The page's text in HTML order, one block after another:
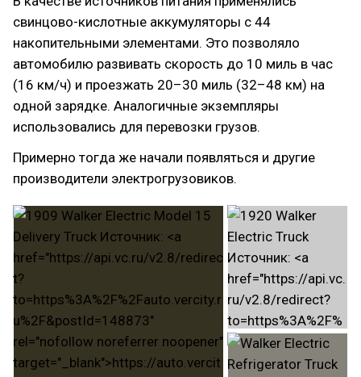
свинцово-кислотные аккумуляторы с 44
накопительными элементами. Это позволяло
автомобилю развивать скорость до 10 миль в час
(16 км/ч) и проезжать 20–30 миль (32–48 км) на
одной зарядке. Аналогичные экземпляры
использовались для перевозки грузов.
Примерно тогда же начали появляться и другие
производители электрогрузовиков.